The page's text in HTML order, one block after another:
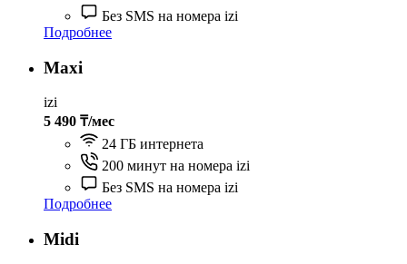
Без SMS на номера izi
Подробнее
Maxi
izi
5 490 ₸/мес
24 ГБ интернета
200 минут на номера izi
Без SMS на номера izi
Подробнее
Midi